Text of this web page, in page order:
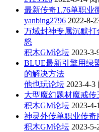
最新传奇1.76单职业
yanbing2796 2022-8-
万域封神专属沉默打
怒
积木GM论坛 2023-3-
BLUE最新引擎用绿
的解决方法
他也玩论坛 2023-4-3
大型魔幻题材魔戒
积木GM论坛 2023-4-
神灵外传单职业传
积木GM论坛 2023-5-